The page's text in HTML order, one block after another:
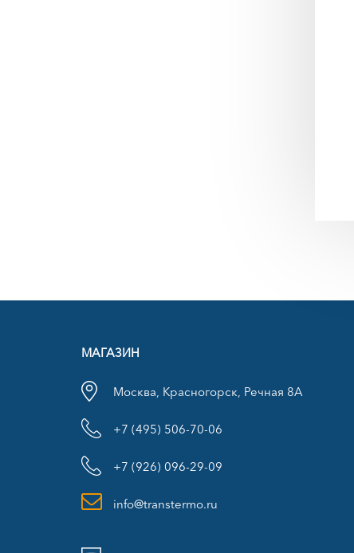
МАГАЗИН
Москва, Красногорск, Речная 8А
+7 (495) 506-70-06
+7 (926) 096-29-09
info@transtermo.ru